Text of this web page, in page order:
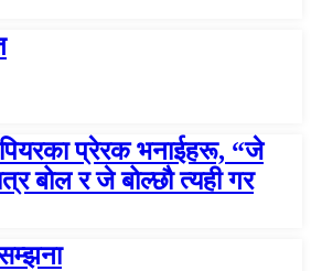
प्रेरक भनाईहरू, “जे
बोल र जे बोल्छौ त्यही गर